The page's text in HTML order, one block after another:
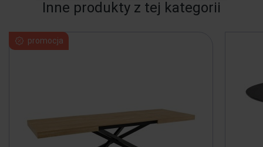
Inne produkty z tej kategorii
promocja